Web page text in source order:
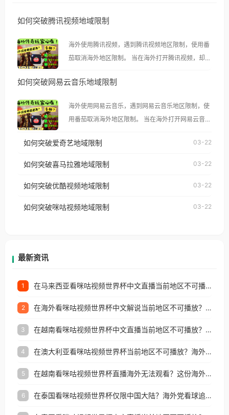
如何突破腾讯视频地域限制
海外使用腾讯视频，遇到腾讯视频地区限制，使用番
茄取消海外地区限制。 当在海外打开腾讯视频，却突
示语。 海外用户如香港、澳门、台湾、美国、加拿
像其他音乐平台一样，出现地区及版权限制问题，且
仅能在中国大陆地区播放。 遇到这个问题的朋友们，
台湾、美国、加拿大、澳大利亚、欧洲等国家和地区
权限制所困扰。
如何突破网易云音乐地域限制
海外使用网易云音乐，遇到网易云音乐地区限制，使
用番茄取消海外地区限制。 当在海外打开网易云音
播放”的提示语。 海外用户如香港、澳门、台湾、美
制问题，且仅能在中国大陆地区播放。 遇到这个问题
户收听网易云音乐地区版权限制」的问题，无论人在
如何突破爱奇艺地域限制 03-22
如何突破喜马拉雅地域限制 03-22
如何突破优酷视频地域限制 03-22
如何突破咪咕视频地域限制 03-22
最新资讯
1 在马来西亚看咪咕视频世界杯中文直播当前地区不可播放？这篇指南帮你搞定海外看球难题
2 在海外看咪咕视频世界杯中文解说当前地区不可播放？这篇指南帮你解决所有问题
3 在越南看咪咕视频世界杯中文直播当前地区不可播放？这篇指南帮你解决所有海外观赛难题
4 在澳大利亚看咪咕视频世界杯当前地区不可播放？海外党体育观赛终极指南
5 在越南看咪咕视频世界杯直播海外无法观看？这份海外观赛终极指南帮你搞定
6 在泰国看咪咕视频世界杯仅限中国大陆？海外党看球追剧的终极破局指南